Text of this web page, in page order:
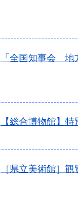
「全国知事会 地
【総合博物館】
［県立美術館］